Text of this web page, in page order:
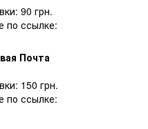
90 грн.
по ссылке:
Почта
150 грн.
по ссылке: